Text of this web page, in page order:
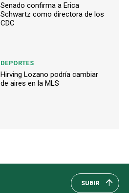
Senado confirma a Erica
Schwartz como directora de los
CDC
DEPORTES
Hirving Lozano podría cambiar
de aires en la MLS
SUBIR